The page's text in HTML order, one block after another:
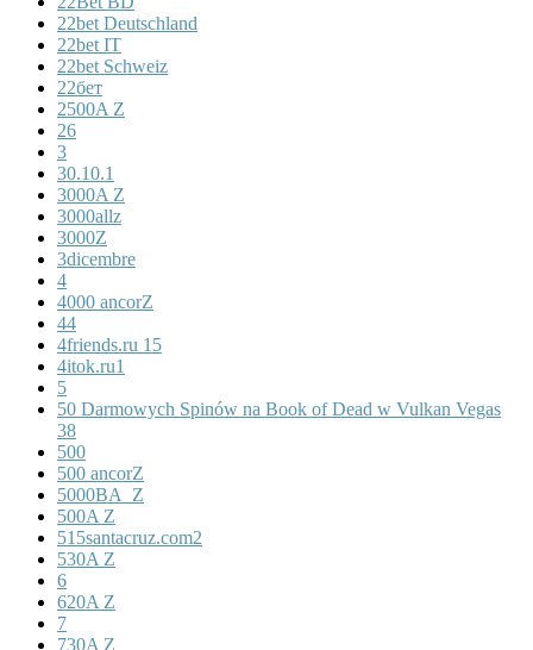
22bet Deutschland
22bet IT
22bet Schweiz
22бет
2500A Z
26
3
30.10.1
3000A Z
3000allz
3000Z
3dicembre
4
4000 ancorZ
44
4friends.ru 15
4itok.ru1
5
50 Darmowych Spinów na Book of Dead w Vulkan Vegas
38
500
500 ancorZ
5000BA_Z
500A Z
515santacruz.com2
530A Z
6
620A Z
7
730A Z